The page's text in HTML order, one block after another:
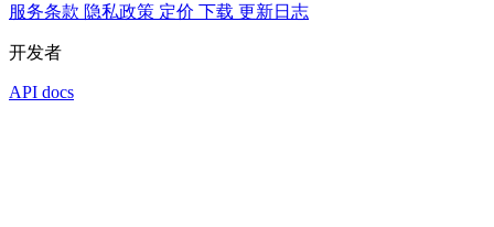
服务条款 隐私政策 定价 下载 更新日志
开发者
API docs